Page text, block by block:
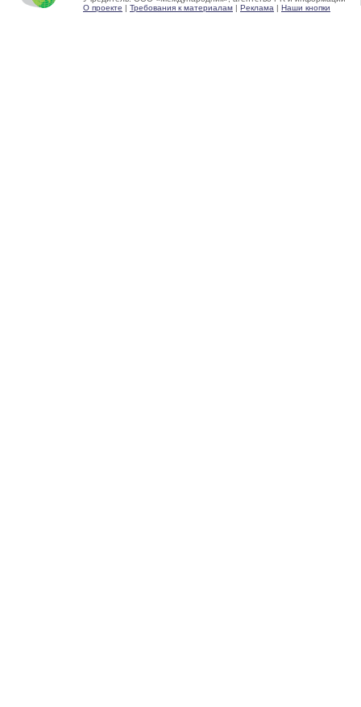
О проекте | Требования к материалам | Реклама | Наши кнопки